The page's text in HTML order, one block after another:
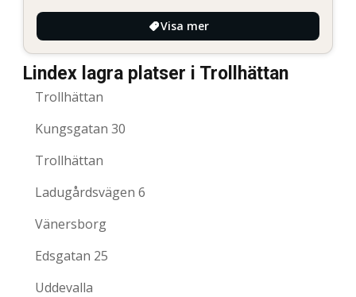
Visa mer
Lindex lagra platser i Trollhättan
Trollhättan
Kungsgatan 30
Trollhättan
Ladugårdsvägen 6
Vänersborg
Edsgatan 25
Uddevalla